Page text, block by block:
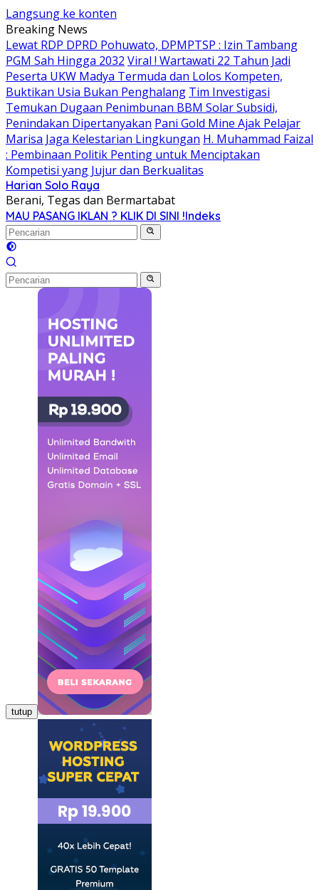
Langsung ke konten
Breaking News
Lewat RDP DPRD Pohuwato, DPMPTSP : Izin Tambang
PGM Sah Hingga 2032 Viral ! Wartawati 22 Tahun Jadi
Peserta UKW Madya Termuda dan Lolos Kompeten,
Buktikan Usia Bukan Penghalang Tim Investigasi
Temukan Dugaan Penimbunan BBM Solar Subsidi,
Penindakan Dipertanyakan Pani Gold Mine Ajak Pelajar
Marisa Jaga Kelestarian Lingkungan H. Muhammad Faizal
: Pembinaan Politik Penting untuk Menciptakan
Kompetisi yang Jujur dan Berkualitas
Harian Solo Raya
Berani, Tegas dan Bermartabat
MAU PASANG IKLAN ? KLIK DI SINI !Indeks
tutup